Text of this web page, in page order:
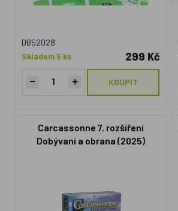
DB52028
Skladem 5 ks
299 Kč
KOUPIT
Carcassonne 7. rozšíření
Dobývaní a obrana (2025)